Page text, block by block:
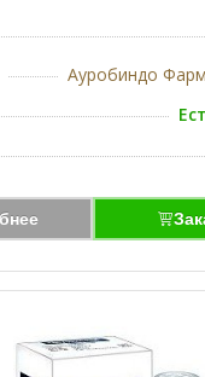
Ауробиндо